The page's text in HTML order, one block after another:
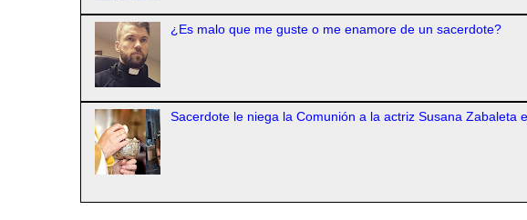
¿Es malo que me guste o me enamore de un sacerdote?
Sacerdote le niega la Comunión a la actriz Susana Zabaleta